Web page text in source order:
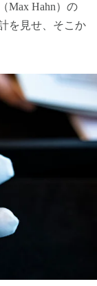
Max Hahn）の
を見せ、そこか